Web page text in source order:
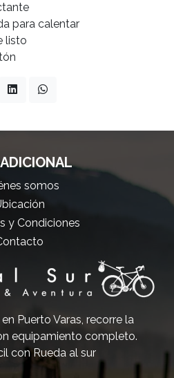
para calentar
listo
somos
y Condiciones
Puerto Varas, recorre la
equipamiento completo.
con Rueda al sur